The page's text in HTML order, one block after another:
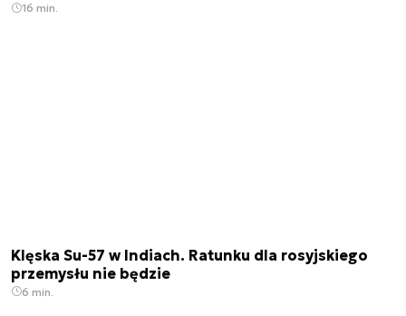
16 min.
Klęska Su-57 w Indiach. Ratunku dla rosyjskiego
przemysłu nie będzie
6 min.